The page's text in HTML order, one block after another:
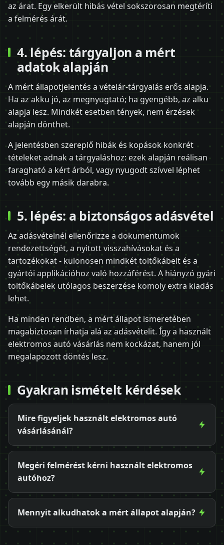
az árat. Egy elkerült hibás vétel sokszorosan megtéríti
a felmérés árát.
4. lépés: tárgyaljon a mért
adatok alapján
A mért állapotjelentés a vételár-tárgyalás erős alapja.
Ha az akku jó, az megnyugtató; ha gyengébb, az alku
alapja lesz. Mindkét esetben tények, nem érzések
alapján dönthet.
A jelentésben szereplő hibák és kopások konkrét
tételeket adnak a tárgyaláshoz: ezek alapján reálisan
faragható a kért árból, vagy nyugodt szívvel léphet
tovább egy másik darabra.
5. lépés: a biztonságos adásvétel
Az adásvételnél ellenőrizze a dokumentumok
rendezettségét, a nyitott visszahívásokat és a
tartozékokat - különösen mindkét töltőkábelt és a
gyártói applikációhoz való hozzáférést. A hiányzó gyári
töltőkábelek utólagos beszerzése komoly extra kiadás
lehet.
Ha minden rendben, a mért állapot ismeretében
magabiztosan írhatja alá az adásvételit. Így a használt
elektromos autó vásárlás nem kockázat, hanem jól
megalapozott döntés lesz.
Gyakran ismételt kérdések
Mire figyeljek használt elektromos autó
vásárlásánál?
Megéri felmérést kérni használt elektromos
autóhoz?
Mennyit alkudhatok a mért állapot alapján?